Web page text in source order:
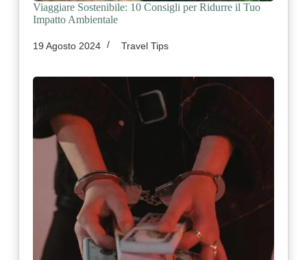
Viaggiare Sostenibile: 10 Consigli per Ridurre il Tuo
Impatto Ambientale
19 Agosto 2024 Travel Tips